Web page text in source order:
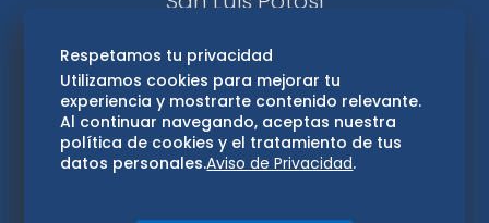
Edomex
Consultas
Hidalgo
Oaxaca
Respetamos tu privacidad
Utilizamos cookies para mejorar tu
experiencia y mostrarte contenido relevante.
Al continuar navegando, aceptas nuestra
política de cookies y el tratamiento de tus
datos personales.Aviso de Privacidad.